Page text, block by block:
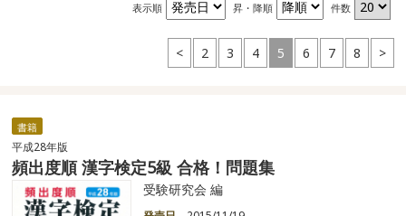
表示順 昇・降順 件数
< 2 3 4 5 6 7 8 >
書籍
平成28年版
頻出度順 漢字検定5級 合格！問題集
受験研究会 編